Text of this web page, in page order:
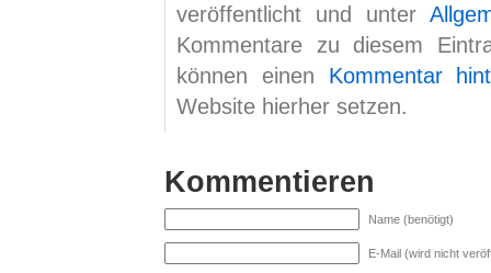
veröffentlicht und unter
Kommentare zu diesem
können einen Kommentar
Website hierher setzen.
Kommentieren
Name (benötigt)
E-Mail (wird nicht